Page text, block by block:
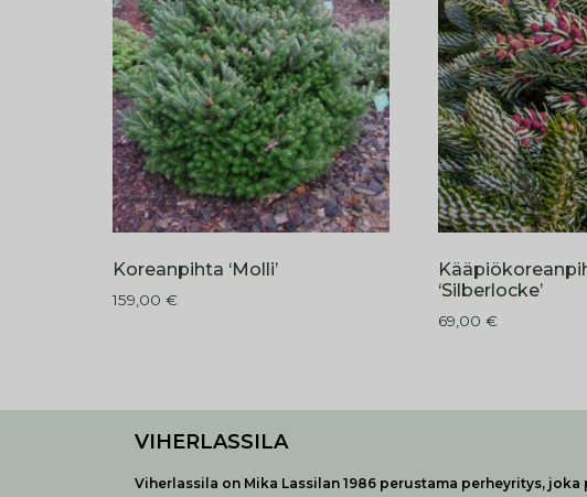
Koreanpihta ‘Molli’
159,00 €
‘Silberlocke’
69,00 €
VIHERLASSILA
Viherlassila on Mika Lassilan 1986 perustama perheyritys, joka